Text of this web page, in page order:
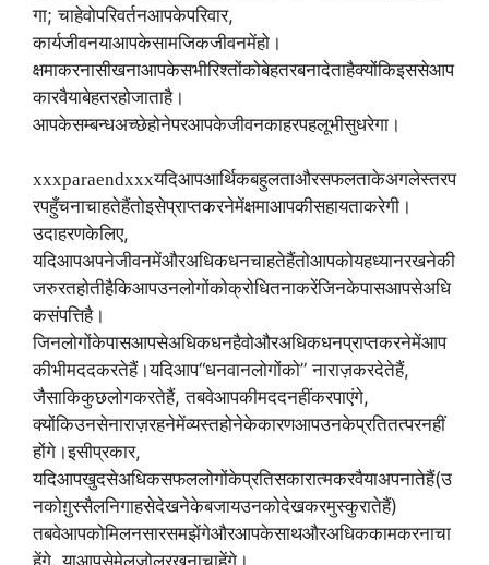
गा;चाहेवोपरिवर्तनआपकेपरिवार,
कार्यजीवनयाआपकेसामजिकजीवनमेंहो।
क्षमाकरनासीखनाआपकेसभीरिश्तोंकोबेहतरबनादेताहैक्योंकिइससेआप
कारवैयाबेहतरहोजाताहै।
आपकेसम्बन्धअच्छेहोनेपरआपकेजीवनकाहरपहलूभीसुधरेगा।
xxxparaendxxxयदिआपआर्थिकबहुलताऔरसफलताकेअगलेस्तरप
रपहुँचनाचाहतेहैंतोइसेप्राप्तकरनेमेंक्षमाआपकीसहायताकरेगी।
उदाहरणकेलिए,
यदिआपअपनेजीवनमेंऔरअधिकधनचाहतेहैंतोआपकोयहध्यानरखनेकी
जरुरतहोतीहैकिआपउनलोगोंकोक्रोधितनाकरेंजिनकेपासआपसेअधि
कसंपत्तिहै।
जिनलोगोंकेपासआपसेअधिकधनहैवोऔरअधिकधनप्राप्तकरनेमेंआप
कीभीमददकरतेहैं।यदिआप“धनवानलोगोंको”नाराज़करदेतेहैं,
जैसाकिकुछलोगकरतेहैं,तबवेआपकीमददनहींकरपाएंगे,
क्योंकिउनसेनाराज़रहनेमेंव्यस्तहोनेकेकारणआपउनकेप्रतितत्परनहीं
होंगे।इसीप्रकार,
यदिआपखुदसेअधिकसफललोगोंकेप्रतिसकारात्मकरवैयाअपनातेहैं(उ
नकोग़ुस्सैलनिगाहसेदेखनेकेबजायउनकोदेखकरमुस्कुरातेहैं)
तबवेआपकोमिलनसारसमझेंगेऔरआपकेसाथऔरअधिककामकरनाचा
,